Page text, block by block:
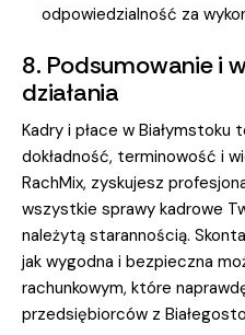
odpowiedzialność za
8. Podsumowanie i
działania
Kadry i płace w
dokładność, terminowość i
RachMix, zyskujesz
wszystkie sprawy kadrowe
należytą starannością.
jak wygodna i bezpieczna
rachunkowym, które
przedsiębiorców z